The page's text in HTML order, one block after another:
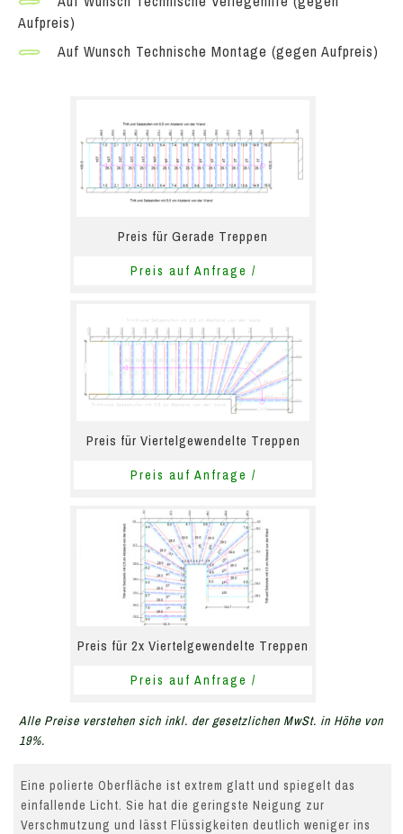
Aufpreis)
Auf Wunsch Technische Montage (gegen Aufpreis)
Preis für Gerade Treppen
Preis auf Anfrage /
Preis für Viertelgewendelte Treppen
Preis auf Anfrage /
Preis für 2x Viertelgewendelte Treppen
Preis auf Anfrage /
Alle Preise verstehen sich inkl. der gesetzlichen MwSt. in Höhe von
19%.
Eine polierte Oberfläche ist extrem glatt und spiegelt das
einfallende Licht. Sie hat die geringste Neigung zur
Verschmutzung und lässt Flüssigkeiten deutlich weniger ins